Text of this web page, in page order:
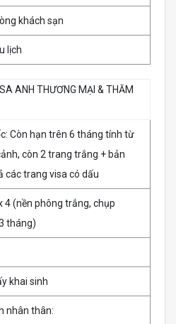
khách sạn
lịch
ANH THƯƠNG MẠI & THĂM
Còn hạn trên 6 tháng tính từ
còn 2 trang trắng + bản
các trang visa có dấu
4 (nền phông trắng, chụp
tháng)
khai sinh
nhân thân: